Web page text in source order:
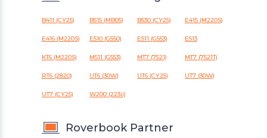
B411 (CY25) B515 (MB05) B530 (CY25) E415 (M220S)
E416 (M220S) E510 (G550) E511 (G553) E513
KT6 (M220S) M511 (G553) MT7 (7521) MT7 (7521T)
RT6 (2820) UT6 (30W) UT6 (CY25) UT7 (30W)
UT7 (CY25) W200 (223ii)
Roverbook Partner